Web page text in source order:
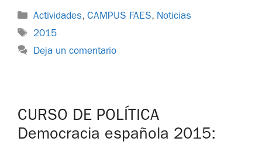
Actividades,CAMPUS FAES, Noticias
2015
Deja un comentario
CURSO DE POLÍTICA
Democracia española 2015: